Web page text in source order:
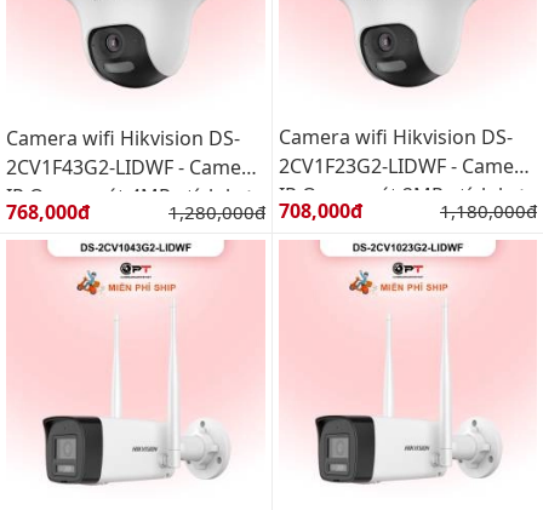
Camera wifi Hikvision DS-
2CV1F43G2-LIDWF - Camera
IP Quay quét 4MP - tích hợp
micro hỗ trợ WIFI6
Giá bán:
768,000đ Giá gốc:
1,280,000đ
Camera wifi Hikvision DS-
2CV1F23G2-LIDWF - Camera
IP Quay quét 2MP - tích hợp
micro hỗ trợ WIFI6
Giá bán:
708,000đ Giá gốc:
1,180,000đ